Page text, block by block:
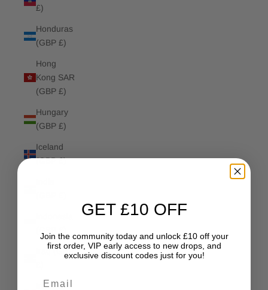
£)
Honduras
(GBP £)
Hong
Kong SAR
(GBP £)
Hungary
(GBP £)
Iceland
(GBP £)
Iraq (GBP
Ireland
GET £10 OFF
Join the community today and unlock £10 off your
first order, VIP early access to new drops, and
exclusive discount codes just for you!